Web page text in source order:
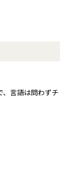
言語は問わずチ